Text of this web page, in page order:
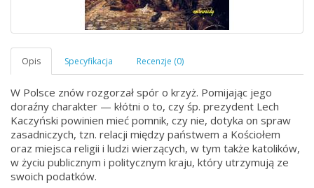
W Polsce znów rozgorzał spór o krzyż. Pomijając jego
doraźny charakter — kłótni o to, czy śp. prezydent Lech
Kaczyński powinien mieć pomnik, czy nie, dotyka on spraw
zasadniczych, tzn. relacji między państwem a Kościołem
oraz miejsca religii i ludzi wierzących, w tym także katolików,
w życiu publicznym i politycznym kraju, który utrzymują ze
swoich podatków.